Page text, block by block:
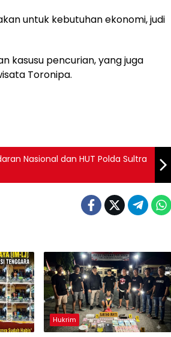
untuk kebutuhan ekonomi, judi
kasusu pencurian, yang juga
Toronipa.
Nasional dan HUT Polda Sultra
Hukrim